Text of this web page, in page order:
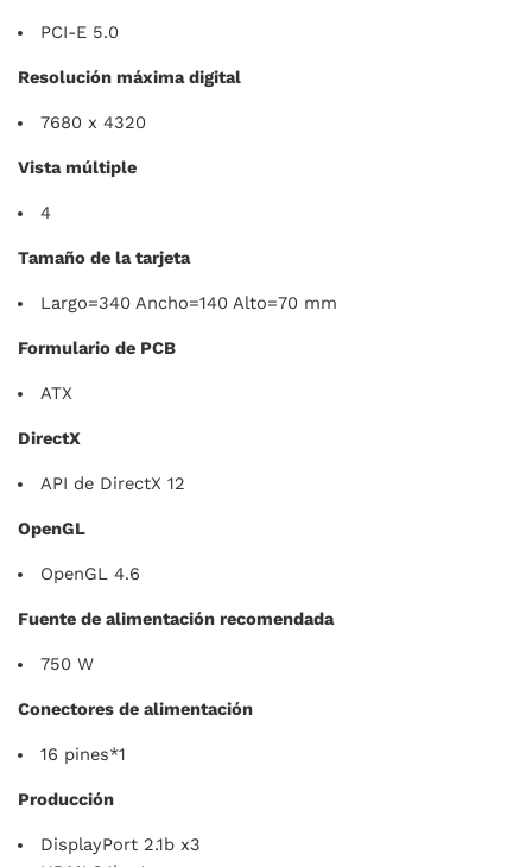
PCI-E 5.0
Resolución máxima digital
7680 x 4320
Vista múltiple
4
Tamaño de la tarjeta
Largo=340 Ancho=140 Alto=70 mm
Formulario de PCB
ATX
DirectX
API de DirectX 12
OpenGL
OpenGL 4.6
Fuente de alimentación recomendada
750 W
Conectores de alimentación
16 pines*1
Producción
DisplayPort 2.1b x3